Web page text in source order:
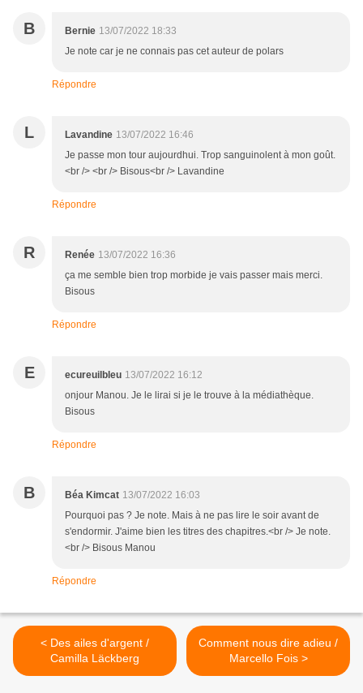
B Bernie 13/07/2022 18:33
Je note car je ne connais pas cet auteur de polars
Répondre
L Lavandine 13/07/2022 16:46
Je passe mon tour aujourdhui. Trop sanguinolent à mon goût.
<br /> <br /> Bisous<br /> Lavandine
Répondre
R Renée 13/07/2022 16:36
ça me semble bien trop morbide je vais passer mais merci.
Bisous
Répondre
E ecureuilbleu 13/07/2022 16:12
onjour Manou. Je le lirai si je le trouve à la médiathèque.
Bisous
Répondre
B Béa Kimcat 13/07/2022 16:03
Pourquoi pas ? Je note. Mais à ne pas lire le soir avant de
s'endormir. J'aime bien les titres des chapitres.<br /> Je note.
<br /> Bisous Manou
Répondre
< Des ailes d'argent /
Camilla Läckberg
Comment nous dire adieu /
Marcello Fois >